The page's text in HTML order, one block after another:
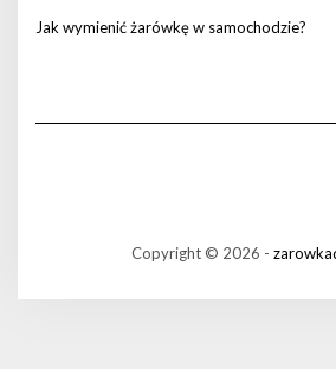
Jak wymienić żarówkę w samochodzie?
Copyright © 2026 -